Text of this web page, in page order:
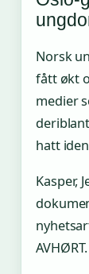
Norsk
fått økt
medier
hatt
Kasper,
AVHØRT.